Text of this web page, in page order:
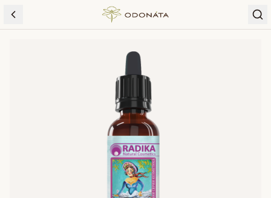
Skip to content